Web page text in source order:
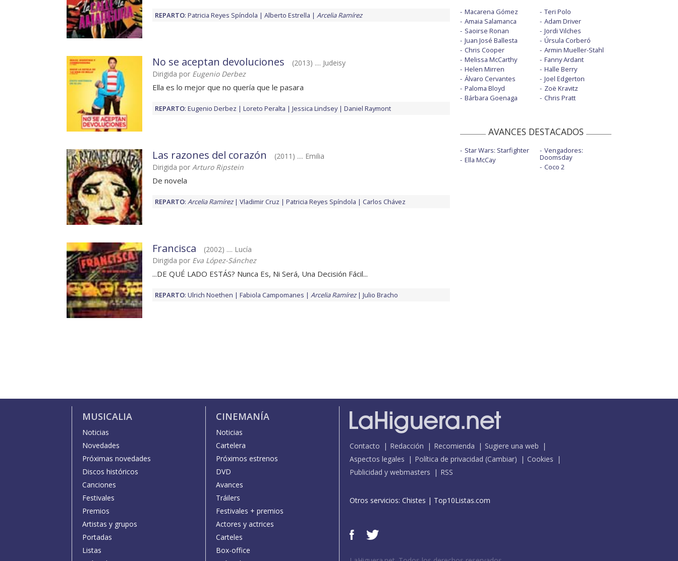
REPARTO: Patricia Reyes Spíndola Alberto Estrella Arcelia Ramírez
No se aceptan devoluciones
(2013) .... Judeisy
Dirigida por Eugenio Derbez
Ella es lo mejor que no quería que le pasara
REPARTO: Eugenio Derbez Loreto Peralta Jessica Lindsey Daniel Raymont
Las razones del corazón
(2011) .... Emilia
Dirigida por Arturo Ripstein
De novela
REPARTO: Arcelia Ramírez Vladimir Cruz Patricia Reyes Spíndola Carlos Chávez
Francisca
(2002) .... Lucía
Dirigida por Eva López-Sánchez
...DE QUÉ LADO ESTÁS? Nunca Es, Ni Será, Una Decisión Fácil...
REPARTO: Ulrich Noethen Fabiola Campomanes Arcelia Ramírez Julio Bracho
Macarena Gómez
Amaia Salamanca
Saoirse Ronan
Juan José Ballesta
Chris Cooper
Melissa McCarthy
Helen Mirren
Álvaro Cervantes
Paloma Bloyd
Bárbara Goenaga
Teri Polo
Adam Driver
Jordi Vilches
Úrsula Corberó
Armin Mueller-Stahl
Fanny Ardant
Halle Berry
Joel Edgerton
Zoë Kravitz
Chris Pratt
AVANCES DESTACADOS
Star Wars: Starfighter
Ella McCay
Vengadores:
Doomsday
Coco 2
MUSICALIA
Noticias
Novedades
Próximas novedades
Discos históricos
Canciones
Festivales
Premios
Artistas y grupos
Portadas
Listas
CINEMANÍA
Noticias
Cartelera
Próximos estrenos
DVD
Avances
Tráilers
Festivales + premios
Actores y actrices
Carteles
Box-office
Contacto Redacción Recomienda
Sugiere una web
Aspectos legales
Política de privacidad (Cambiar)
Cookies
Publicidad y webmasters
RSS
Otros servicios: Chistes | Top10Listas.com